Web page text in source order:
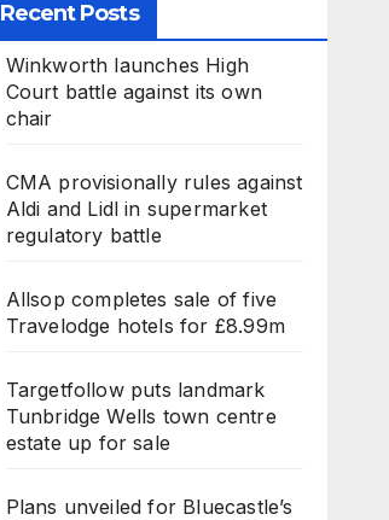
Recent Posts
Winkworth launches High
Court battle against its own
chair
CMA provisionally rules against
Aldi and Lidl in supermarket
regulatory battle
Allsop completes sale of five
Travelodge hotels for £8.99m
Targetfollow puts landmark
Tunbridge Wells town centre
estate up for sale
Plans unveiled for Bluecastle’s